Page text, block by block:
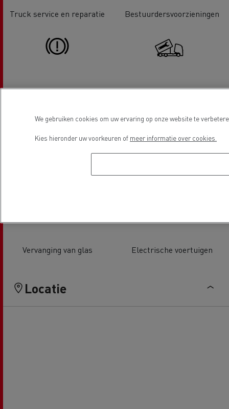
Truck service en reparatie Bestuurdersvoorzieningen
Remtestbank Hydraulisch
Vervanging van glas Electrische voertuigen
Locatie
We gebruiken cookies om uw ervaring op onze website te
Kies hieronder uw voorkeuren of meer informatie over cookies.